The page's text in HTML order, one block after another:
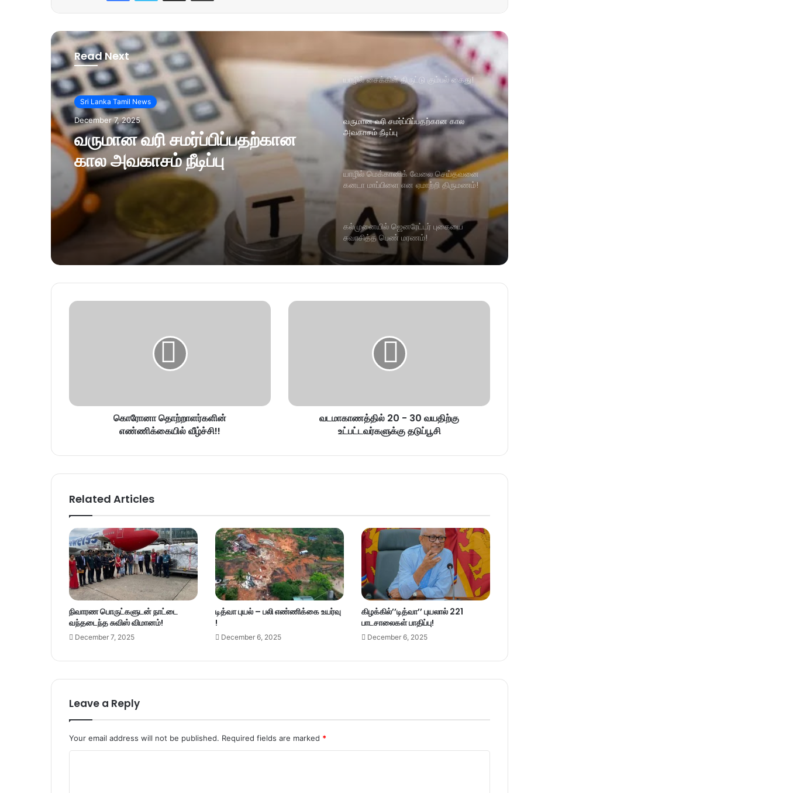
Read Next
Sri Lanka Tamil News
December 7, 2025
வருமான வரி சமர்ப்பிப்பதற்கான
கால அவகாசம் நீடிப்பு
யாழில் சைக்கிள் திருட்டு கும்பல் கைது!
வருமான வரி சமர்ப்பிப்பதற்கான கால
அவகாசம் நீடிப்பு
யாழில் மெக்கானிக் வேலை செய்தவனை
கனடா மாப்பிளை என ஏமாற்றி திருமணம்!
கல்முனையில் ஜெனரேட்டர் புகையை
சுவாசித்த பெண் மரணம்!
கொரோனா தொற்றாளர்களின்
எண்ணிக்கையில் வீழ்ச்சி!!
வடமாகாணத்தில் 20 - 30 வயதிற்கு
உட்பட்டவர்களுக்கு தடுப்பூசி
Related Articles
நிவாரண பொருட்களுடன் நாட்டை
வந்தடைந்த சுவிஸ் விமானம்!
December 7, 2025
டித்வா புயல் – பலி எண்ணிக்கை உயர்வு
!
December 6, 2025
கிழக்கில்’’டித்வா’’ புயலால் 221
பாடசாலைகள் பாதிப்பு!
December 6, 2025
Leave a Reply
Your email address will not be published. Required fields are marked *